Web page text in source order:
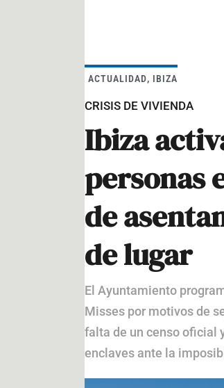
ACTUALIDAD, IBIZA
CRISIS DE VIVIENDA
Ibiza
personas
de
de lugar
El Ayuntamiento
Misses por motivos de
falta de un censo oficial
enclaves ante la